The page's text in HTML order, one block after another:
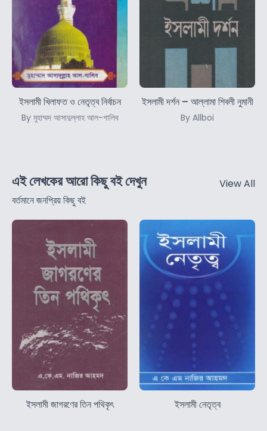
ইসলামী খিলাফত ও নেতৃত্ব নির্বাচন
By মুহাম্মদ আসাদুল্লাহ আল-গালিব
ইসলামী দর্শন – আল্লামা শিবলী নুমানী
By Allboi
এই লেখকের আরো কিছু বই দেখুন
বর্তমানে জনপ্রিয় কিছু বই
View All
ইসলামী জাগরণের তিন পথিকৃৎ ইসলামী নেতৃত্ব